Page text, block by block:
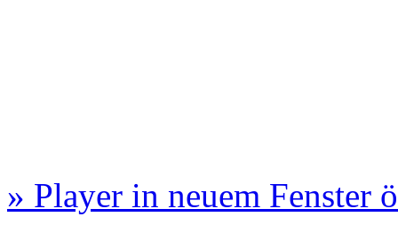
» Player in neuem Fenster